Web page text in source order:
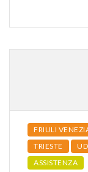
FRIULI
TRIESTE
ASSISTENZA